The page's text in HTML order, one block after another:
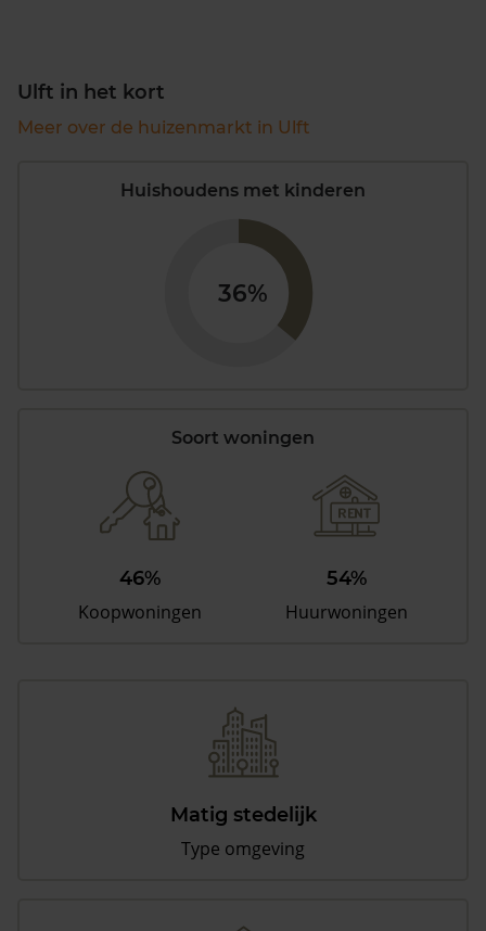
Ulft in het kort
Meer over de huizenmarkt in Ulft
Huishoudens met kinderen
36%
Soort woningen
46%
Koopwoningen
54%
Huurwoningen
Matig stedelijk
Type omgeving